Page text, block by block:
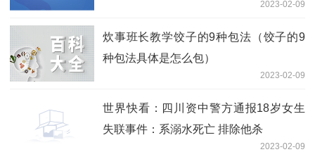
2023-02-09
炊事班长教学饺子的9种包法（饺子的9
种包法具体是怎么包）
2023-02-09
世界快看：四川资中警方通报18岁女生
失联事件：系溺水死亡 排除他杀
2023-02-09